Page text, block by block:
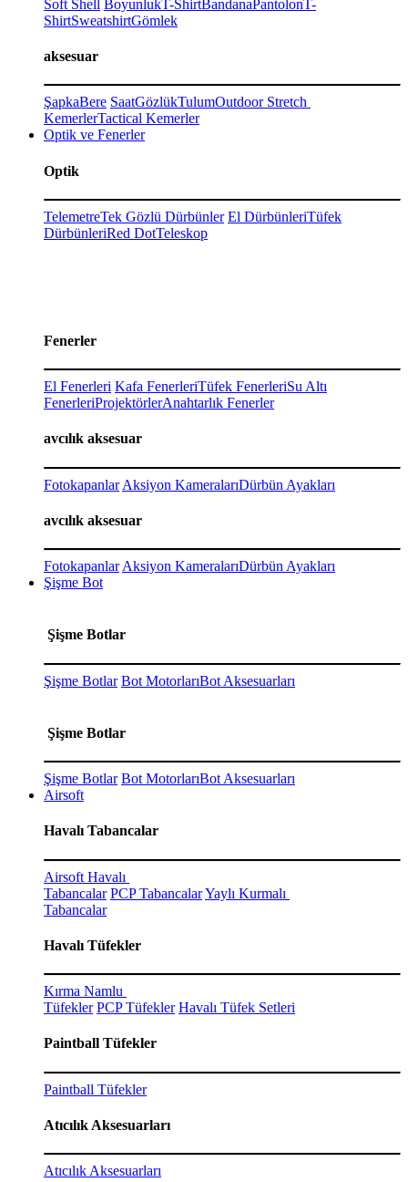
Soft Shell BoyunlukT-ShirtBandana PantolonT-
ShirtSweatshirtGömlek
aksesuar
ŞapkaBere SaatGözlükTulumOutdoor Stretch
KemerlerTactical Kemerler
Optik ve Fenerler
Optik
TelemetreTek Gözlü Dürbünler El DürbünleriTüfek
DürbünleriRed DotTeleskop
Fenerler
El Fenerleri Kafa FenerleriTüfek FenerleriSu Altı
FenerleriProjektörlerAnahtarlık Fenerler
avcılık aksesuar
Fotokapanlar Aksiyon KameralarıDürbün Ayakları
avcılık aksesuar
Fotokapanlar Aksiyon KameralarıDürbün Ayakları
Şişme Bot
Şişme Botlar
Şişme Botlar Bot MotorlarıBot Aksesuarları
Şişme Botlar
Şişme Botlar Bot MotorlarıBot Aksesuarları
Airsoft
Havalı Tabancalar
Airsoft Havalı
Tabancalar PCP TabancalarYaylı Kurmalı
Tabancalar
Havalı Tüfekler
Kırma Namlu
Tüfekler PCP Tüfekler Havalı Tüfek Setleri
Paintball Tüfekler
Paintball Tüfekler
Atıcılık Aksesuarları
Atıcılık Aksesuarları